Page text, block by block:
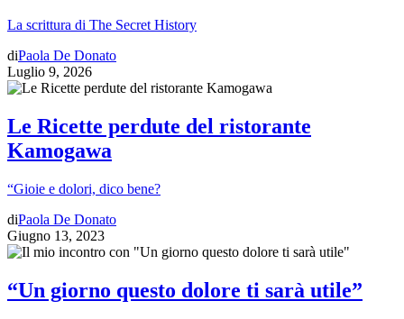
La scrittura di The Secret History
diPaola De Donato
Luglio 9, 2026
Le Ricette perdute del ristorante
Kamogawa
“Gioie e dolori, dico bene?
diPaola De Donato
Giugno 13, 2023
“Un giorno questo dolore ti sarà utile”